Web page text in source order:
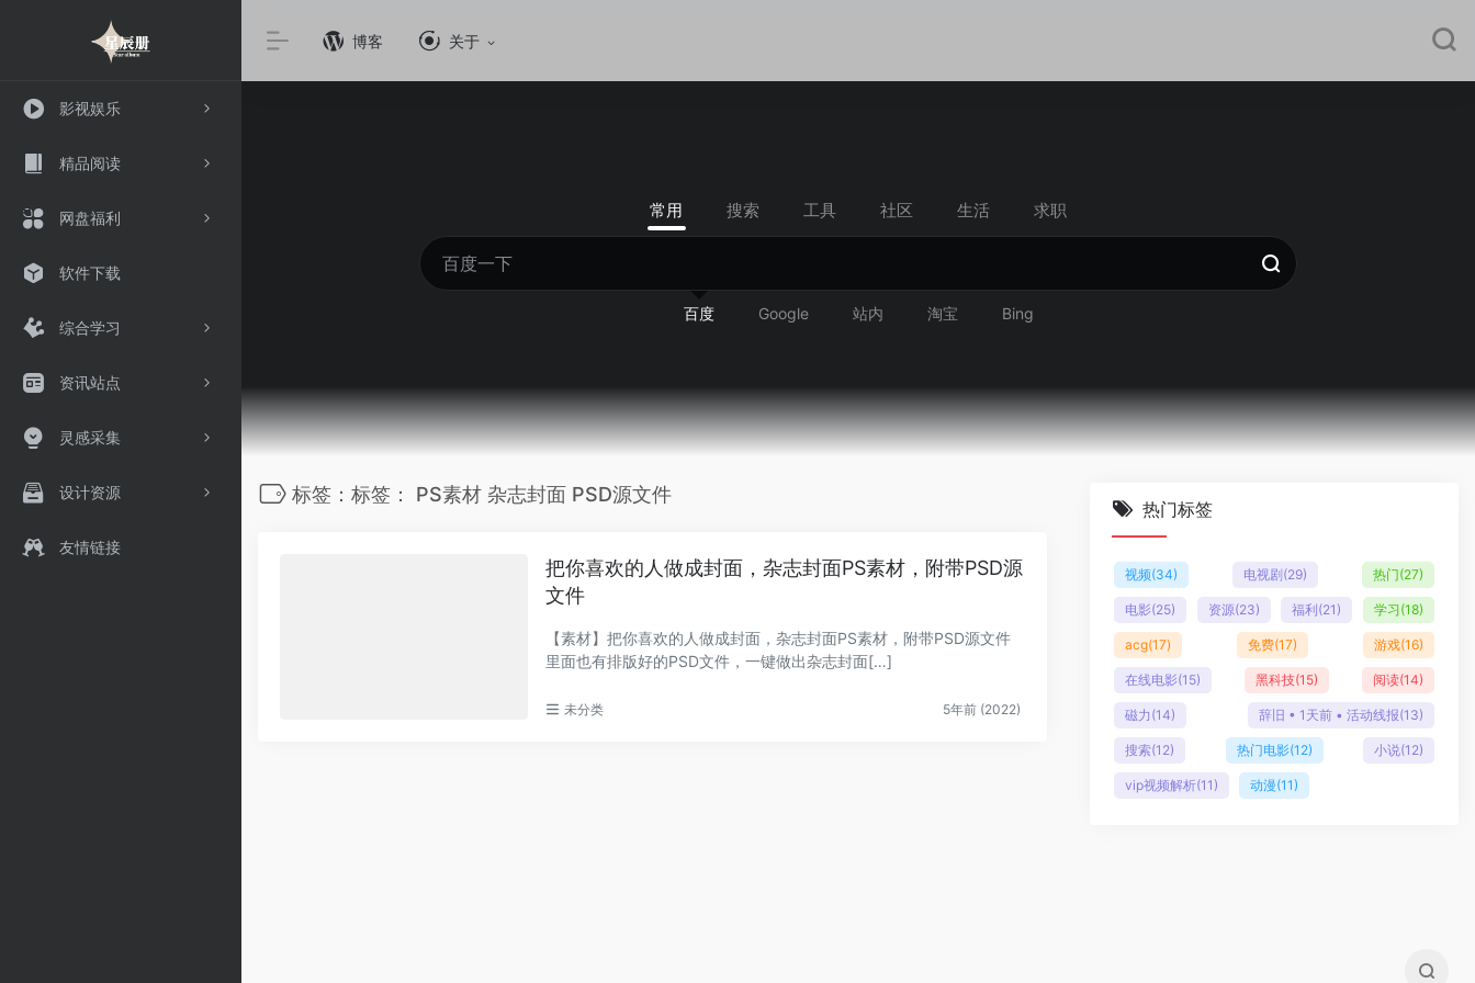
影视娱乐
精品阅读
网盘福利
软件下载
综合学习
资讯站点
灵感采集
设计资源
友情链接
博客 关于
常用 搜索 工具 社区 生活 求职
百度 Google 站内 淘宝 Bing
标签：标签： PS素材 杂志封面 PSD源文件
把你喜欢的人做成封面，杂志封面PS素材，附带PSD源
文件
【素材】把你喜欢的人做成封面，杂志封面PS素材，附带PSD源文件
里面也有排版好的PSD文件，一键做出杂志封面[…]
未分类 5年前 (2022)
热门标签
视频(34) 电视剧(29) 热门(27)
电影(25) 资源(23) 福利(21) 学习(18)
acg(17) 免费(17) 游戏(16)
在线电影(15) 黑科技(15) 阅读(14)
磁力 (14) 辞旧 • 1天前 • 活动线报(13)
搜索(12) 热门电影(12) 小说(12)
vip视频解析(11) 动漫(11)